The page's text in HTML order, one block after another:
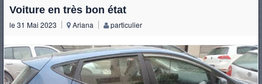
Voiture en très bon état
le 31 Mai 2023 Ariana particulier
D'OCCASION
CAMIONS